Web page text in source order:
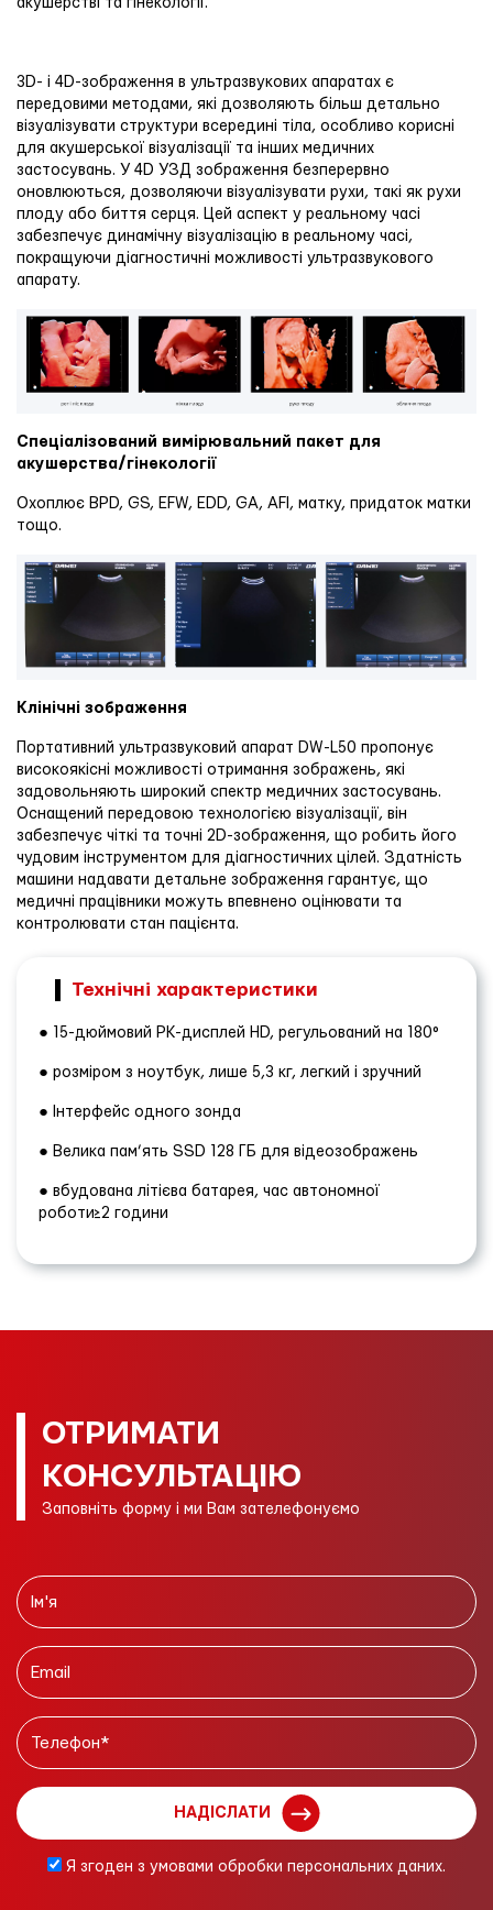
3D- і 4D-зображення в ультразвукових апаратах є
передовими методами, які дозволяють більш детально
візуалізувати структури всередині тіла, особливо корисні
для акушерської візуалізації та інших медичних
застосувань. У 4D УЗД зображення безперервно
оновлюються, дозволяючи візуалізувати рухи, такі як рухи
плоду або биття серця. Цей аспект у реальному часі
забезпечує динамічну візуалізацію в реальному часі,
покращуючи діагностичні можливості ультразвукового
апарату.
Спеціалізований вимірювальний пакет для
акушерства/гінекології
Охоплює BPD, GS, EFW, EDD, GA, AFI, матку, придаток матки
тощо.
Клінічні зображення
Портативний ультразвуковий апарат DW-L50 пропонує
високоякісні можливості отримання зображень, які
задовольняють широкий спектр медичних застосувань.
Оснащений передовою технологією візуалізації, він
забезпечує чіткі та точні 2D-зображення, що робить його
чудовим інструментом для діагностичних цілей. Здатність
машини надавати детальне зображення гарантує, що
медичні працівники можуть впевнено оцінювати та
контролювати стан пацієнта.
Технічні характеристики
● 15-дюймовий РК-дисплей HD, регульований на 180°
● розміром з ноутбук, лише 5,3 кг, легкий і зручний
● Інтерфейс одного зонда
● Велика пам’ять SSD 128 ГБ для відеозображень
● вбудована літієва батарея, час автономної
роботи≥2 години
ОТРИМАТИ
КОНСУЛЬТАЦІЮ
Заповніть форму і ми Вам зателефонуємо
НАДІСЛАТИ
Я згоден з умовами обробки персональних даних.